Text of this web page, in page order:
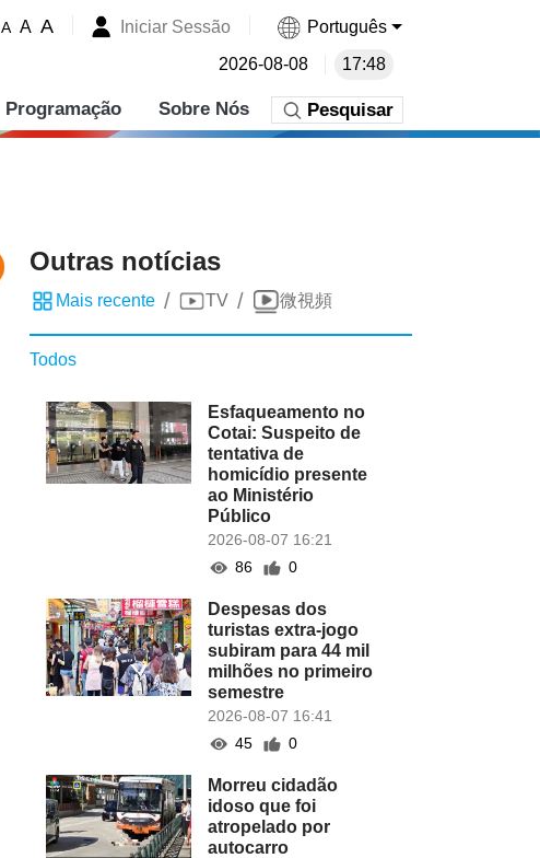
A A A Iniciar Sessão Português
2026-08-08 17:48
Programação Sobre Nós Pesquisar
Outras notícias
Mais recente / TV / 微視頻
Todos
Esfaqueamento no
Cotai: Suspeito de
tentativa de
homicídio presente
ao Ministério
Público
2026-08-07 16:21
86
0
Despesas dos
turistas extra-jogo
subiram para 44 mil
milhões no primeiro
semestre
2026-08-07 16:41
45
0
Morreu cidadão
idoso que foi
atropelado por
autocarro